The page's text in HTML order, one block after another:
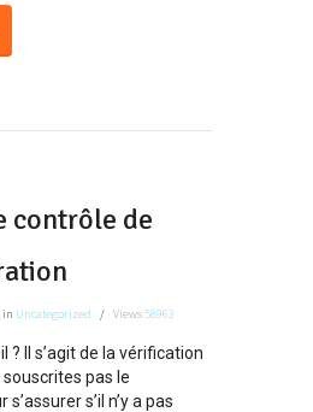
contrôle de
in Uncategorized Views58963
? Il s’agit de la vérification
pas le
s’il n’y a pas